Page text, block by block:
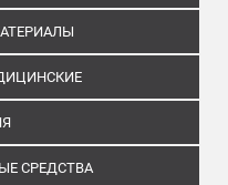
СРЕДСТВА